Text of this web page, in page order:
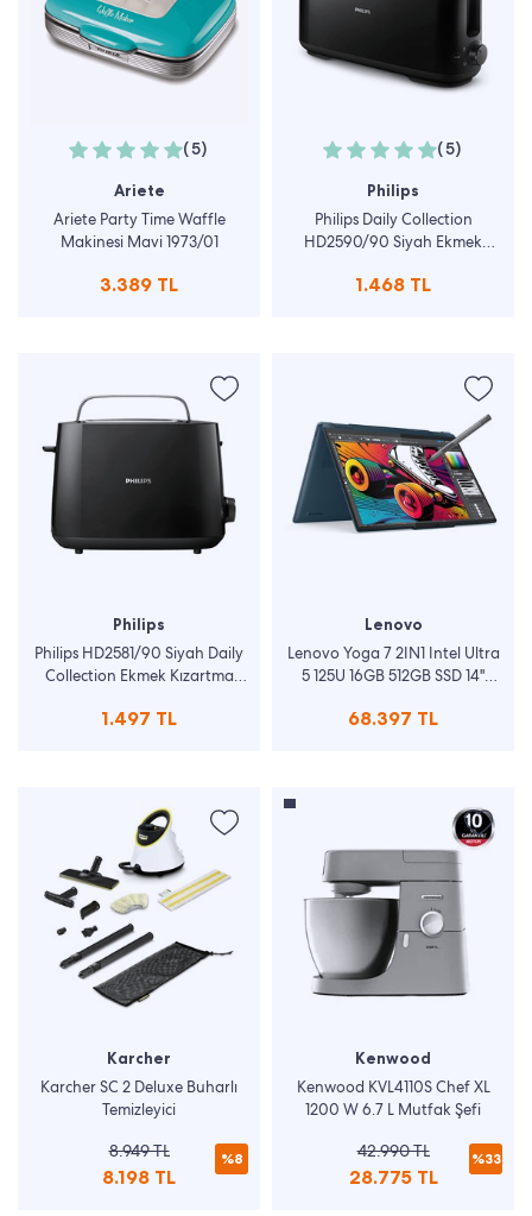
(5)
Ariete
Ariete Party Time Waffle
Makinesi Mavi 1973/01
3.389 TL
(5)
Philips
Philips Daily Collection
HD2590/90 Siyah Ekmek
1.468 TL
Philips
Philips HD2581/90 Siyah Daily
Collection Ekmek Kızartma
1.497 TL
Lenovo
Lenovo Yoga 7 2IN1 Intel Ultra
5 125U 16GB 512GB SSD 14"
83DJ0016TR
68.397 TL
Karcher
Karcher SC 2 Deluxe Buharlı
Temizleyici
8.949 TL
8.198 TL
%8
Kenwood
Kenwood KVL4110S Chef XL
1200 W 6.7 L Mutfak Şefi
42.990 TL
28.775 TL
%33